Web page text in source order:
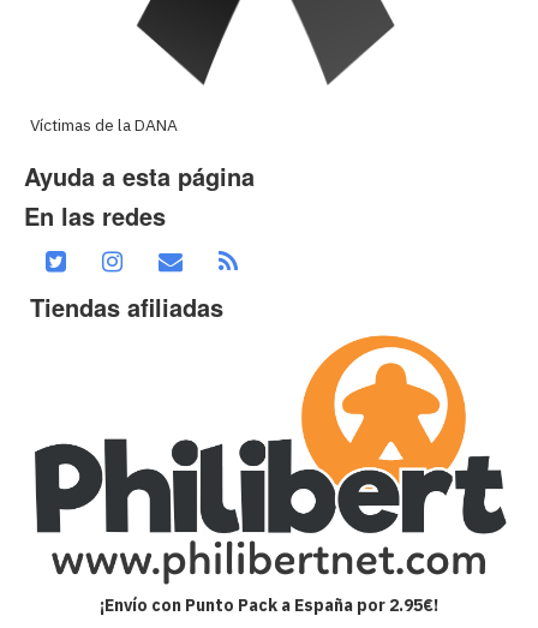
Víctimas de la DANA
Ayuda a esta página
En las redes
Tiendas afiliadas
¡Envío con Punto Pack a España por 2.95€!